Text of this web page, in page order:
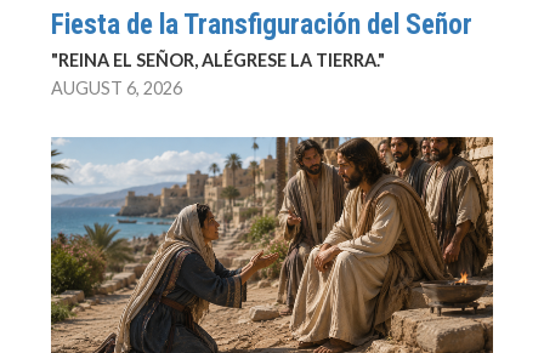
Fiesta de la Transfiguración del Señor
"REINA EL SEÑOR, ALÉGRESE LA TIERRA."
AUGUST 6, 2026